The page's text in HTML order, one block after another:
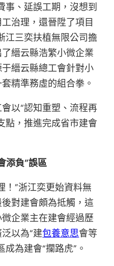
事、延誤工期，沒想到
治理，還晉陞了項目
江三奕扶植無限公司擔
縉云縣浩繁小微企業
縉云縣總工會針對小
精準務虛的組合拳。
以“認知重塑、流程再
點，推進完成省市建會
添負”誤區
！”浙江奕更始資料無
對建會頗為抵觸，這
微企業主在建會經過歷
以為“建包養意思會等
為建會“攔路虎”。